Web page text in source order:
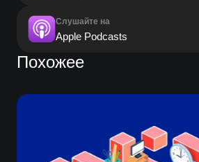
Слушайте на
Apple Podcasts
Похожее